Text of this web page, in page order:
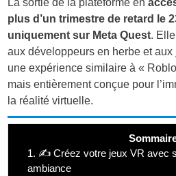
La sortie de la plateforme en
plus d’un trimestre de retard le
uniquement sur Meta Quest.
aux développeurs en herbe et
une expérience similaire à «
mais entièrement conçue pour
la réalité virtuelle.
1. ✍️ Créez votre jeux VR avec
ambiance